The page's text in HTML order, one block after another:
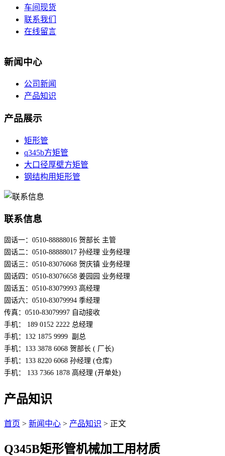
车间现货
联系我们
在线留言
新闻中心
公司新闻
产品知识
产品展示
矩形管
q345b方矩管
大口径厚壁方矩管
钢结构用矩形管
联系信息
固话一：0510-88888016 贺部长 主管
固话二：0510-88888017 孙经理 业务经理
固话三：0510-83076068 贺庆镇 业务经理
固话四：0510-83076658 姜园园 业务经理
固话五：0510-83079993 高经理
固话六：0510-83079994 季经理
传真：0510-83079997 自动接收
手机： 189 0152 2222 总经理
手机：132 1875 9999  副总
手机：133 3878 6068 贺部长 ( 厂长)
手机：133 8220 6068 孙经理 (仓库)
手机： 133 7366 1878 高经理 (开单处)
产品知识
首页 > 新闻中心 > 产品知识 > 正文
Q345B矩形管机械加工用材质